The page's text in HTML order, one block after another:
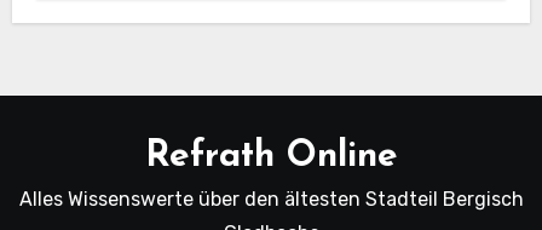
Refrath Online
Alles Wissenswerte über den ältesten Stadteil Bergisch